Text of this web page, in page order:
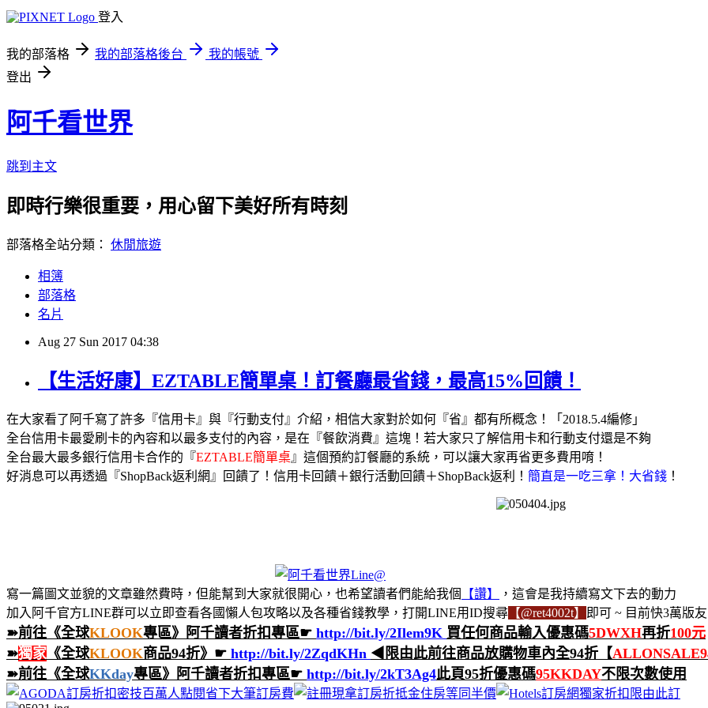
登入
我的部落格 我的部落格後台
我的帳號
登出
阿千看世界
跳到主文
即時行樂很重要，用心留下美好所有時刻
部落格全站分類： 休閒旅遊
相簿
部落格
名片
Aug 27 Sun 2017 04:38
【生活好康】EZTABLE簡單桌！訂餐廳最省錢，最高15%回饋！
在大家看了阿千寫了許多『信用卡』與『行動支付』介紹，相信大家對於如何『省』都有所概念！「2018.5.4編修」
全台信用卡最愛刷卡的內容和以最多支付的內容，是在『餐飲消費』這塊！若大家只了解信用卡和行動支付還是不夠
全台最大最多銀行信用卡合作的『EZTABLE簡單桌』這個預約訂餐廳的系統，可以讓大家再省更多費用唷！
好消息可以再透過『ShopBack返利網』回饋了！信用卡回饋＋銀行活動回饋＋ShopBack返利！ 簡直是一吃三拿！大省錢 ！
寫一篇圖文並貌的文章雖然費時，但能幫到大家就很開心，也希望讀者們能給我個 【讚】
，這會是我持續寫文下去的動力
加入阿千官方LINE群可以立即查看各國懶人包攻略以及各種省錢教學，打開LINE用ID搜尋 【@ret4002t】 即可 ~ 目前快3萬版友
➽前往《全球KLOOK專區》阿千讀者折扣專區☛ http://bit.ly/2Ilem9K 買任何商品輸入優惠碼5DWXH再折100元
➽獨家 《全球KLOOK商品94折》☛ http://bit.ly/2ZqdKHn ◀限由此前往商品放購物車內全94折【
➽前往《全球KKday專區》阿千讀者折扣專區☛ http://bit.ly/2kT3Ag4此頁95折優惠碼95KKDAY不限次數使用